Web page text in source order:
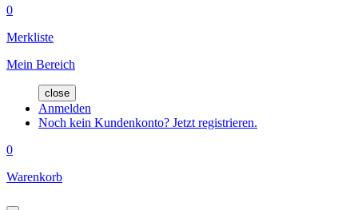
0
Merkliste
Mein Bereich
close
Anmelden
Noch kein Kundenkonto? Jetzt registrieren.
0
Warenkorb